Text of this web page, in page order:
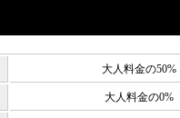
大人料金の50%
大人料金の0%